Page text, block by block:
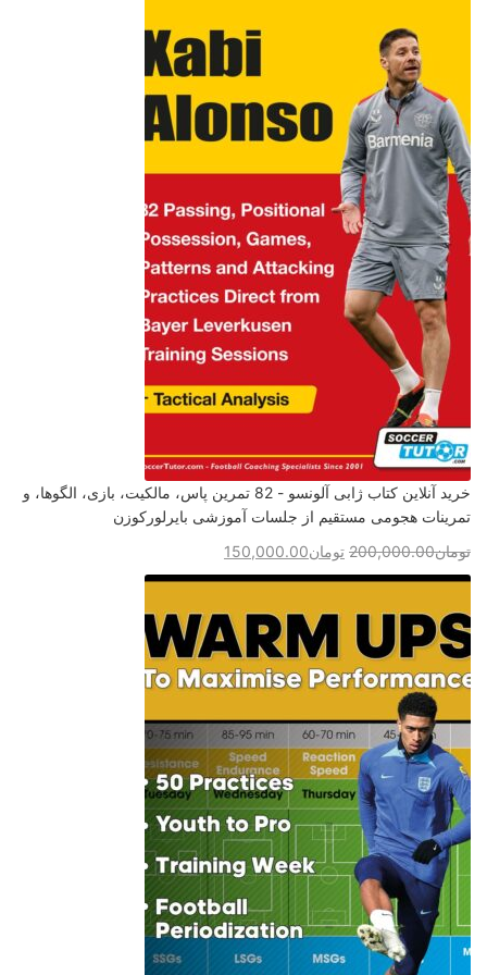
خرید آنلاین کتاب ژابی آلونسو - 82 تمرین پاس، مالکیت، بازی، الگوها، و
تمرینات هجومی مستقیم از جلسات آموزشی بایرلورکوزن
تومان200,000.00 تومان150,000.00